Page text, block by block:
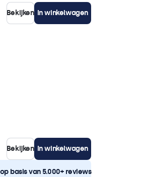
Bekijken In winkelwagen
Bekijken In winkelwagen
basis van 5.000+ reviews